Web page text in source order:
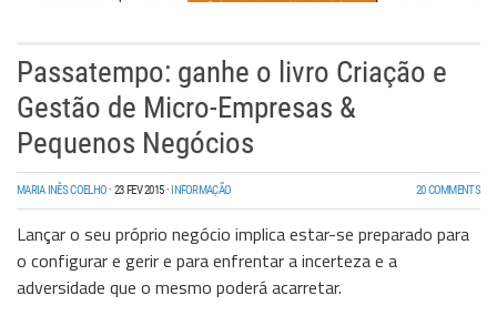
Passatempo: ganhe o livro Criação e
Gestão de Micro-Empresas &
Pequenos Negócios
MARIA INÊS COELHO·23 FEV 2015· INFORMAÇÃO 20 COMMENTS
Lançar o seu próprio negócio implica estar-se preparado para
o configurar e gerir e para enfrentar a incerteza e a
adversidade que o mesmo poderá acarretar.